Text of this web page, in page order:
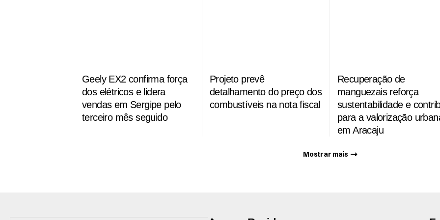
Geely EX2 confirma força
dos elétricos e lidera
vendas em Sergipe pelo
terceiro mês seguido
Projeto prevê
detalhamento do preço dos
combustíveis na nota fiscal
Recuperação de
manguezais reforça
sustentabilidade e
para a valorização
em Aracaju
Mostrar mais